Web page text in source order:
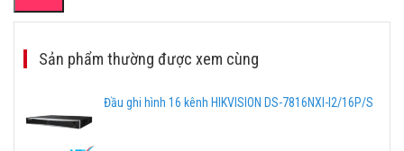
Sản phẩm thường được xem cùng
Đầu ghi hình 16 kênh HIKVISION DS-7816NXI-I2/16P/S